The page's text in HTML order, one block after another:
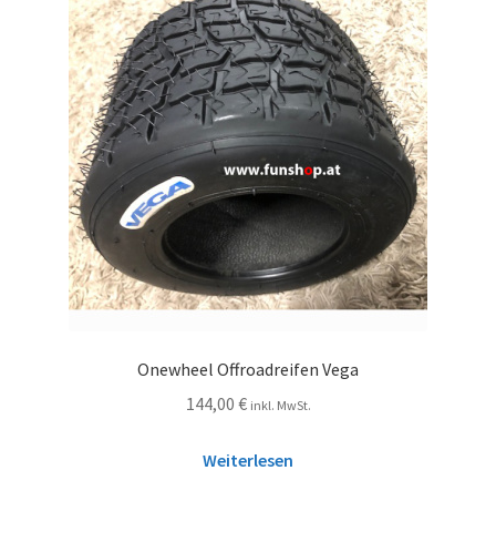
Onewheel Offroadreifen Vega
144,00 € inkl. MwSt.
Weiterlesen